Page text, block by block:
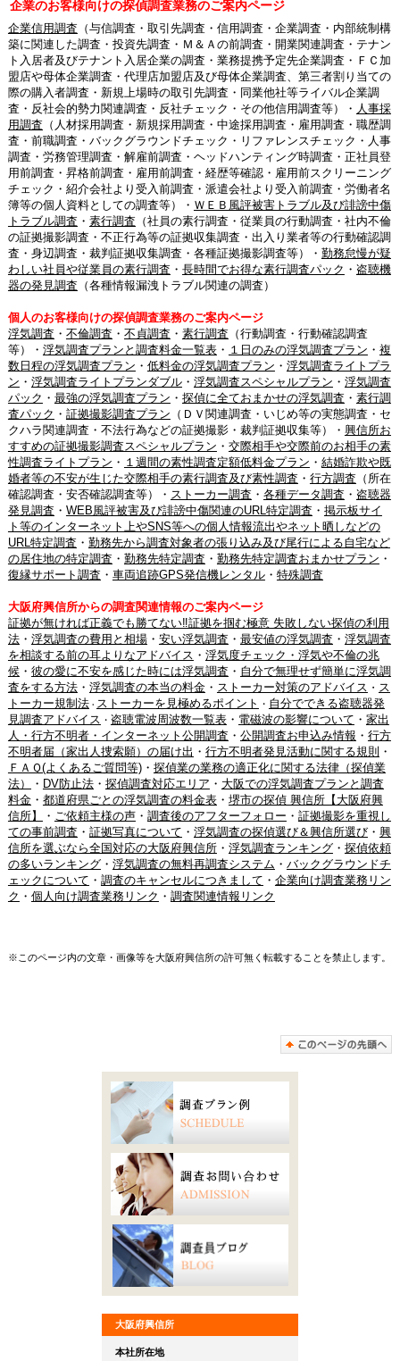
企業のお客様向けの探偵調査業務のご案内ページ
企業信用調査 （与信調査・取引先調査・信用調査・企業調査・内部統制構
築に関連した調査・投資先調査・Ｍ＆Ａの前調査・開業関連調査・テナン
ト入居者及びテナント入居企業の調査・業務提携予定先企業調査・ＦＣ加
盟店や母体企業調査・代理店加盟店及び母体企業調査、第三者割り当ての
際の購入者調査・新規上場時の取引先調査・同業他社等ライバル企業調
査・反社会的勢力関連調査・反社チェック・その他信用調査等）・ 人事採
用調査 （人材採用調査・新規採用調査・中途採用調査・雇用調査・職歴調
査・前職調査・バックグラウンドチェック・リファレンスチェック・人事
調査・労務管理調査・解雇前調査・ヘッドハンティング時調査・正社員登
用前調査・昇格前調査・雇用前調査・経歴等確認・雇用前スクリーニング
チェック・紹介会社より受入前調査・派遣会社より受入前調査・労働者名
簿等の個人資料としての調査等）・ ＷＥＢ風評被害トラブル及び誹謗中傷
トラブル調査 ・ 素行調査 （社員の素行調査・従業員の行動調査・社内不倫
の証拠撮影調査・不正行為等の証拠収集調査・出入り業者等の行動確認調
査・身辺調査・裁判証拠収集調査・各種証拠撮影調査等）・ 勤務怠慢が疑
わしい社員や従業員の素行調査 ・ 長時間でお得な素行調査パック ・ 盗聴機
器の発見調査 （各種情報漏洩トラブル関連の調査）
個人のお客様向けの探偵調査業務のご案内ページ
浮気調査 ・ 不倫調査 ・ 不貞調査 ・ 素行調査 （行動調査・行動確認調査
等）・ 浮気調査プランと調査料金一覧表・ １日のみの浮気調査プラン ・ 複
数日程の浮気調査プラン ・ 低料金の浮気調査プラン ・ 浮気調査ライトプラ
ン ・ 浮気調査ライトプランダブル・ 浮気調査スペシャルプラン ・ 浮気調査
パック ・ 最強の浮気調査プラン ・ 探偵に全ておまかせの浮気調査 ・ 素行調
査パック ・ 証拠撮影調査プラン （ＤＶ関連調査・いじめ等の実態調査・セ
クハラ関連調査・不法行為などの証拠撮影・裁判証拠収集等）・ 興信所お
すすめの証拠撮影調査スペシャルプラン ・ 交際相手や交際前のお相手の素
性調査ライトプラン ・ １週間の素性調査定額低料金プラン ・ 結婚詐欺や既
婚者等の不安が生じた交際相手の素行調査及び素性調査 ・ 行方調査 （所在
確認調査・安否確認調査等）・ ストーカー調査 ・ 各種データ調査 ・ 盗聴器
発見調査 ・ WEB風評被害及び誹謗中傷関連のURL特定調査 ・ 掲示板サイ
ト等のインターネット上やSNS等への個人情報流出やネット晒しなどの
URL特定調査 ・ 勤務先から調査対象者の張り込み及び尾行による自宅など
の居住地の特定調査 ・ 勤務先特定調査 ・ 勤務先特定調査おまかせプラン ・
復縁サポート調査 ・ 車両追跡GPS発信機レンタル・ 特殊調査
大阪府興信所からの調査関連情報のご案内ページ
証拠が無ければ正義でも勝てない‼証拠を掴む極意 失敗しない探偵の利用
法・ 浮気調査の費用と相場・ 安い浮気調査 ・ 最安値の浮気調査 ・ 浮気調査
を相談する前の耳よりなアドバイス ・ 浮気度チェック・浮気や不倫の兆
候・ 彼の愛に不安を感じた時には浮気調査 ・ 自分で無理せず簡単に浮気調
査をする方法・ 浮気調査の本当の料金・ ストーカー対策のアドバイス ・ ス
トーカー規制法・ ストーカーを見極めるポイント ・ 自分でできる盗聴器発
見調査アドバイス ・ 盗聴電波周波数一覧表・ 電磁波の影響について ・ 家出
人・行方不明者・インターネット公開調査 ・ 公開調査お申込み情報 ・ 行方
不明者届（家出人捜索願）の届け出 ・ 行方不明者発見活動に関する規則 ・
ＦＡＱ(よくあるご質問等)・ 探偵業の業務の適正化に関する法律（探偵業
法）
・ DV防止法・ 探偵調査対応エリア ・ 大阪での浮気調査プランと調査
料金・ 都道府県ごとの浮気調査の料金表・ 堺市の探偵 興信所【大阪府興
信所】
・ ご依頼主様の声・ 調査後のアフターフォロー ・ 証拠撮影を重視し
ての事前調査 ・ 証拠写真について ・ 浮気調査の探偵選び＆興信所選び・ 興
信所を選ぶなら全国対応の大阪府興信所・ 浮気調査ランキング・ 探偵依頼
の多いランキング・ 浮気調査の無料再調査システム ・ バックグラウンドチ
ェックについて ・ 調査のキャンセルにつきまして ・ 企業向け調査業務リン
ク ・ 個人向け調査業務リンク ・ 調査関連情報リンク
※このページ内の文章・画像等を大阪府興信所の許可無く転載することを禁止します。
大阪府興信所
本社所在地